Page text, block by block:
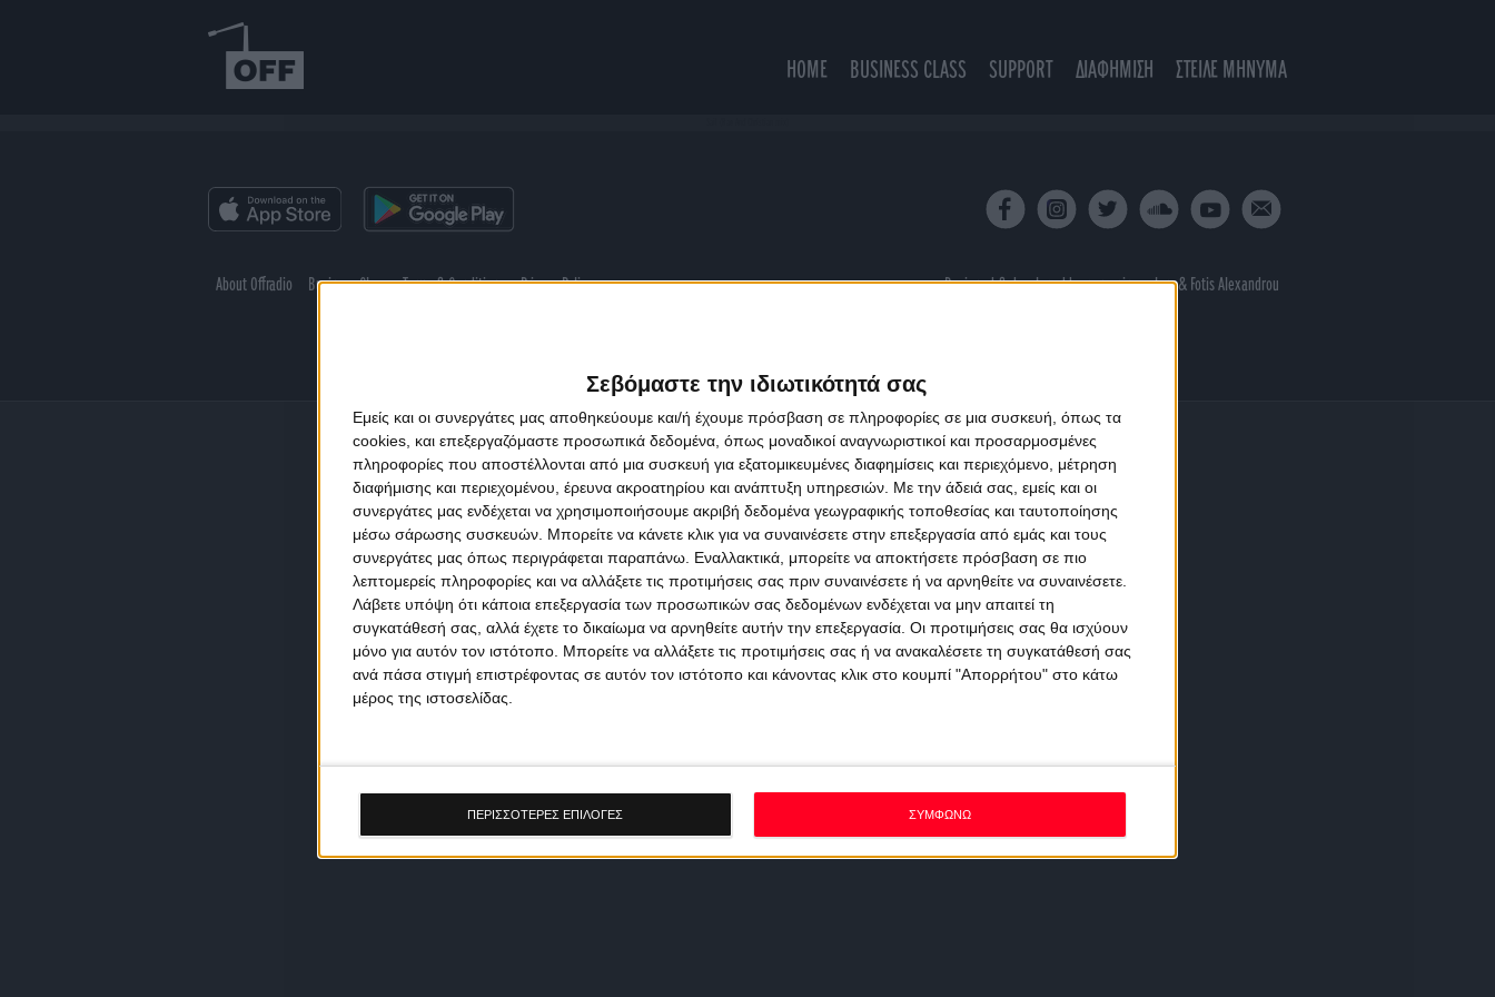
Σεβόμαστε την ιδιωτικότητά σας
Εμείς και οι συνεργάτες μας αποθηκεύουμε και/ή έχουμε πρόσβαση σε πληροφορίες σε μια συσκευή, όπως τα
cookies, και επεξεργαζόμαστε προσωπικά δεδομένα, όπως μοναδικοί αναγνωριστικοί και προσαρμοσμένες
πληροφορίες που αποστέλλονται από μια συσκευή για εξατομικευμένες διαφημίσεις και περιεχόμενο, μέτρηση
διαφήμισης και περιεχομένου, έρευνα ακροατηρίου και ανάπτυξη υπηρεσιών. Με την άδειά σας, εμείς και οι
συνεργάτες μας ενδέχεται να χρησιμοποιήσουμε ακριβή δεδομένα γεωγραφικής τοποθεσίας και ταυτοποίησης
μέσω σάρωσης συσκευών. Μπορείτε να κάνετε κλικ για να συναινέσετε στην επεξεργασία από εμάς και τους
συνεργάτες μας όπως περιγράφεται παραπάνω. Εναλλακτικά, μπορείτε να αποκτήσετε πρόσβαση σε πιο
λεπτομερείς πληροφορίες και να αλλάξετε τις προτιμήσεις σας πριν συναινέσετε ή να αρνηθείτε να συναινέσετε.
Λάβετε υπόψη ότι κάποια επεξεργασία των προσωπικών σας δεδομένων ενδέχεται να μην απαιτεί τη
συγκατάθεσή σας, αλλά έχετε το δικαίωμα να αρνηθείτε αυτήν την επεξεργασία. Οι προτιμήσεις σας θα ισχύουν
μόνο για αυτόν τον ιστότοπο. Μπορείτε να αλλάξετε τις προτιμήσεις σας ή να ανακαλέσετε τη συγκατάθεσή σας
ανά πάσα στιγμή επιστρέφοντας σε αυτόν τον ιστότοπο και κάνοντας κλικ στο κουμπί "Απορρήτου" στο κάτω
μέρος της ιστοσελίδας.
ΠΕΡΙΣΣΟΤΕΡΕΣ ΕΠΙΛΟΓΕΣ ΣΥΜΦΩΝΩ
HOME BUSINESS CLASS SUPPORT ΔΙΑΦΗΜΙΣΗ ΣΤΕΙΛΕ ΜΗΝΥΜΑ
About Offradio Business Class Terms & Conditions Privacy Policy Designed & developed byporcupine colors& Fotis Alexandrou